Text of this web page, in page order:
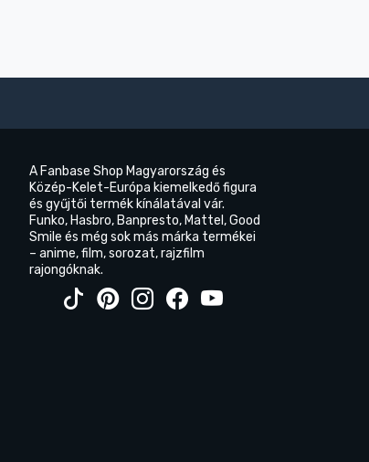
A Fanbase Shop Magyarország és
Közép-Kelet-Európa kiemelkedő figura
és gyűjtői termék kínálatával vár.
Funko, Hasbro, Banpresto, Mattel, Good
Smile és még sok más márka termékei
– anime, film, sorozat, rajzfilm
rajongóknak.